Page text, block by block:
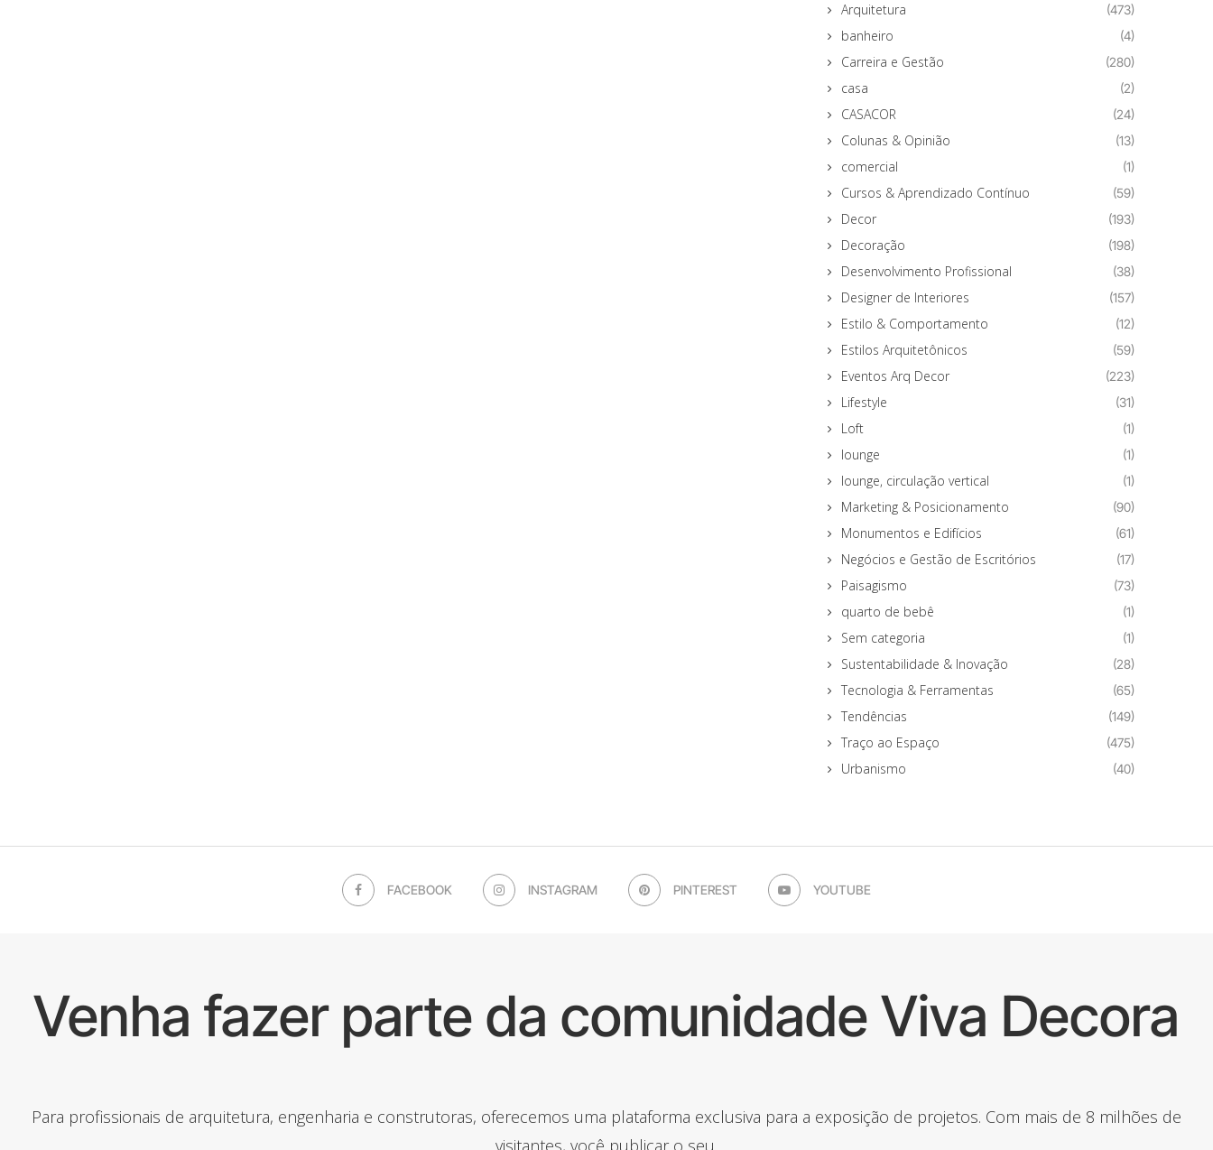
Arquitetura (473)
banheiro (4)
Carreira e Gestão (280)
casa (2)
CASACOR (24)
Colunas & Opinião (13)
comercial (1)
Cursos & Aprendizado Contínuo (59)
Decor (193)
Decoração (198)
Desenvolvimento Profissional (38)
Designer de Interiores (157)
Estilo & Comportamento (12)
Estilos Arquitetônicos (59)
Eventos Arq Decor (223)
Lifestyle (31)
Loft (1)
lounge (1)
lounge, circulação vertical (1)
Marketing & Posicionamento (90)
Monumentos e Edifícios (61)
Negócios e Gestão de Escritórios (17)
Paisagismo (73)
quarto de bebê (1)
Sem categoria (1)
Sustentabilidade & Inovação (28)
Tecnologia & Ferramentas (65)
Tendências (149)
Traço ao Espaço (475)
Urbanismo (40)
FACEBOOK INSTAGRAM PINTEREST YOUTUBE
Venha fazer parte da comunidade Viva Decora
Para profissionais de arquitetura, engenharia e construtoras, oferecemos uma plataforma exclusiva para a exposição de projetos. Com mais de 8 milhões de
visitantes, você publicar o seu.